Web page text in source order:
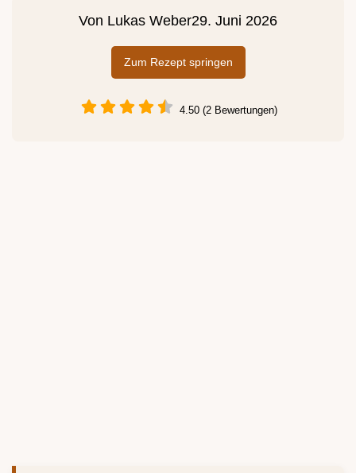
Von Lukas Weber29. Juni 2026
Zum Rezept springen
4.50 (2 Bewertungen)